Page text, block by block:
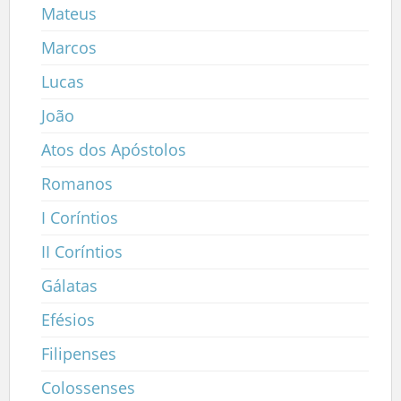
Mateus
Marcos
Lucas
João
Atos dos Apóstolos
Romanos
I Coríntios
II Coríntios
Gálatas
Efésios
Filipenses
Colossenses